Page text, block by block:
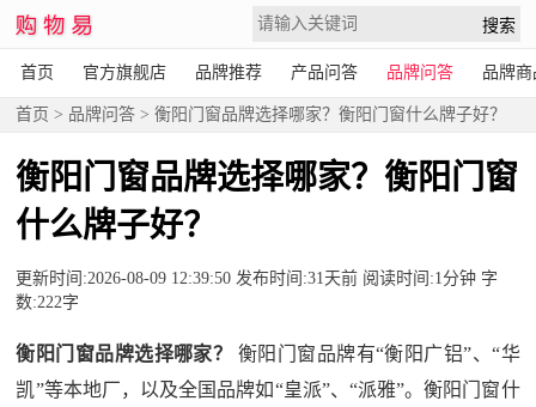
首页 官方旗舰店 品牌推荐 产品问答 品牌问答 品牌商
首页 > 品牌问答 > 衡阳门窗品牌选择哪家？衡阳门窗什么牌子好？
衡阳门窗品牌选择哪家？衡阳门窗
什么牌子好？
更新时间:2026-08-09 12:39:50 发布时间:31天前 阅读时间:1分钟 字
数:222字
衡阳门窗品牌选择哪家？
衡阳门窗品牌有“衡阳广铝”、“华
凯”等本地厂，以及全国品牌如“皇派”、“派雅”。衡阳门窗什